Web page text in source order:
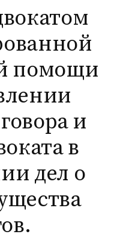
помощи
и
в
дел о